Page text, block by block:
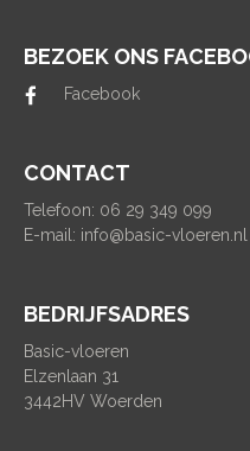
BEZOEK ONS
Facebook
CONTACT
Telefoon: 06 29 349 099
E-mail: info@basic-vloeren.nl
BEDRIJFSADRES
Basic-vloeren
Elzenlaan 31
3442HV Woerden